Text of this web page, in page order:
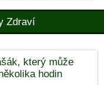
Zdraví
který může
hodin